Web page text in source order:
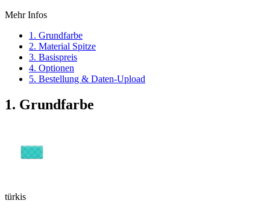
Mehr Infos
1. Grundfarbe
2. Material Spitze
3. Basispreis
4. Optionen
5. Bestellung & Daten-Upload
1. Grundfarbe
türkis